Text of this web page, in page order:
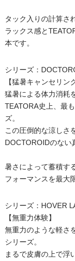
タック入りの計算さ
ラックス感と
本です。
シリーズ：
【猛暑キャンセリン
猛暑による体力消耗
TEATORA史上、最
ズ。
この圧倒的な涼しさ
DOCTOROIDのない
暑さによって蓄積す
フォーマンスを最大
シリーズ：HOVER
【無重力体験】
無重力のような軽さ
シリーズ。
まるで皮膚の上で浮